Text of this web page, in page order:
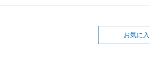
お気に入